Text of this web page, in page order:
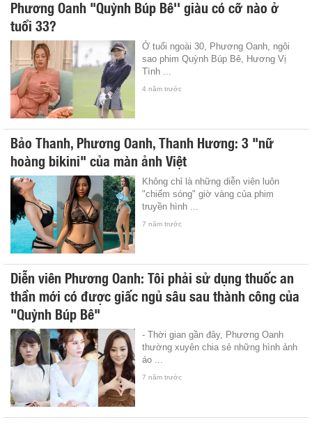
Phương Oanh "Quỳnh Búp Bê'' giàu có cỡ nào ở
tuổi 33?
Ở tuổi ngoài 30, Phương Oanh, ngôi
sao phim Quỳnh Búp Bê, Hương Vị
Tình ...
4 năm trước
Bảo Thanh, Phương Oanh, Thanh Hương: 3 "nữ
hoàng bikini" của màn ảnh Việt
Không chỉ là những diễn viên luôn
"chiếm sóng" giờ vàng của phim
truyền hình ...
7 năm trước
Diễn viên Phương Oanh: Tôi phải sử dụng thuốc an
thần mới có được giấc ngủ sâu sau thành công của
"Quỳnh Búp Bê"
- Thời gian gần đây, Phương Oanh
thường xuyên chia sẻ những hình ảnh
áo ...
7 năm trước